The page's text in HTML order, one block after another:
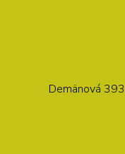
Demänová